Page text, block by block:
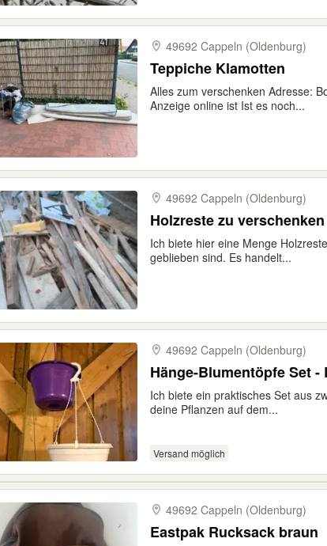
49692 Cappeln (Oldenburg)
Teppiche Klamotten
Alles zum verschenken Adresse:
Anzeige online ist Ist es noch...
49692 Cappeln (Oldenburg)
Holzreste zu verschenken
Ich biete hier eine Menge
geblieben sind. Es handelt...
49692 Cappeln (Oldenburg)
Hänge-Blumentöpfe Set
Ich biete ein praktisches Set aus
deine Pflanzen auf dem...
Versand möglich
49692 Cappeln (Oldenburg)
Eastpak Rucksack braun